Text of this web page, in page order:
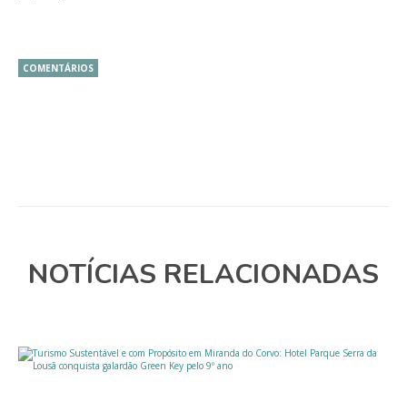
COMENTÁRIOS
NOTÍCIAS RELACIONADAS